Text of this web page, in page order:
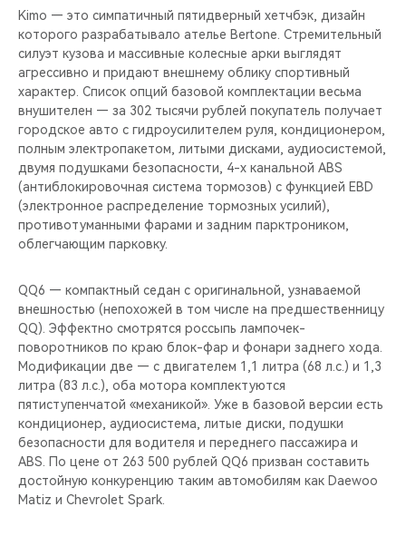
Kimo — это симпатичный пятидверный хетчбэк, дизайн
которого разрабатывало ателье Bertone. Стремительный
силуэт кузова и массивные колесные арки выглядят
агрессивно и придают внешнему облику спортивный
характер. Список опций базовой комплектации весьма
внушителен — за 302 тысячи рублей покупатель получает
городское авто с гидроусилителем руля, кондиционером,
полным электропакетом, литыми дисками, аудиосистемой,
двумя подушками безопасности, 4-х канальной ABS
(антиблокировочная система тормозов) с функцией EBD
(электронное распределение тормозных усилий),
противотуманными фарами и задним парктроником,
облегчающим парковку.
QQ6 — компактный седан с оригинальной, узнаваемой
внешностью (непохожей в том числе на предшественницу
QQ). Эффектно смотрятся россыпь лампочек-
поворотников по краю блок-фар и фонари заднего хода.
Модификации две — с двигателем 1,1 литра (68 л.с.) и 1,3
литра (83 л.с.), оба мотора комплектуются
пятиступенчатой «механикой». Уже в базовой версии есть
кондиционер, аудиосистема, литые диски, подушки
безопасности для водителя и переднего пассажира и
ABS. По цене от 263 500 рублей QQ6 призван составить
достойную конкуренцию таким автомобилям как Daewoo
Matiz и Chevrolet Spark.